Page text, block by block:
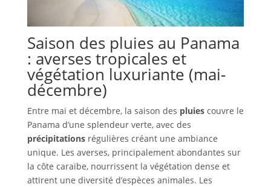
Saison des pluies au Panama
: averses tropicales et
végétation luxuriante (mai-
décembre)
Entre mai et décembre, la saison des pluiescouvre le
Panama d’une splendeur verte, avec des
précipitationsrégulières créant une ambiance
unique. Les averses, principalement abondantes sur
la côte caraïbe, nourrissent la végétation dense et
attirent une diversité d’espèces animales. Les